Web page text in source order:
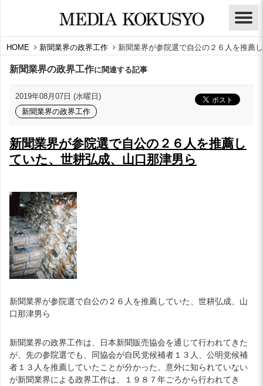
HOME 新聞業界の政界工作 新聞業界が参院選で自公の２６人を推薦
新聞業界の政界工作に関連する記事
2019年08月07日 (水曜日)
新聞業界の政界工作
新聞業界が参院選で自公の２６人を推薦し
ていた、世耕弘成、山口那津男ら
新聞業界が参院選で自公の２６人を推薦していた、世耕弘成、山
口那津男ら
新聞業界の政界工作は、日本新聞販売協会を通じて行われてきた
が、先の参院選でも、同協会が自民党候補者１３人、公明党候補
者１３人を推薦していたことが分かった。意外に知られていない
が新聞業界による政界工作は、１９８７年ごろから行われてき